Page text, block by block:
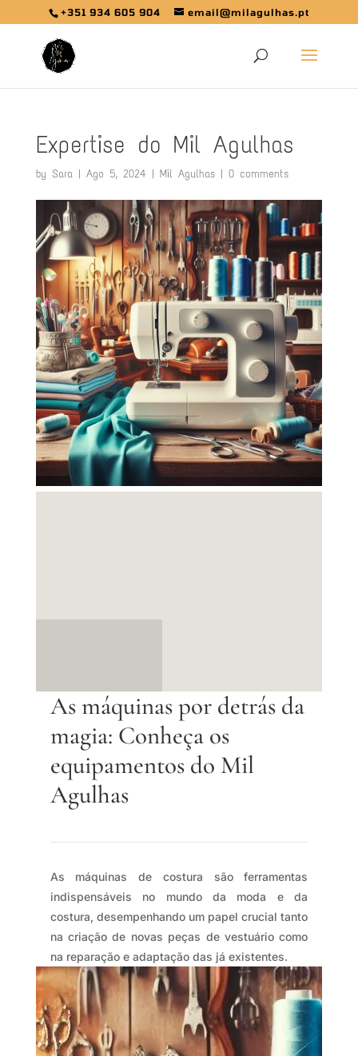
+351 934 605 904 email@milagulhas.pt
Expertise do Mil Agulhas
by Sara| Ago 5, 2024 | Mil Agulhas| 0 comments
As máquinas por detrás da
magia: Conheça os
equipamentos do Mil
Agulhas
As máquinas de costura são ferramentas
indispensáveis no mundo da moda e da
costura, desempenhando um papel crucial tanto
na criação de novas peças de vestuário como
na reparação e adaptação das já existentes.